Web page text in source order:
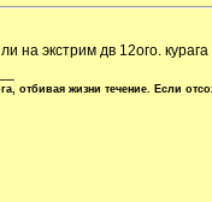
на экстрим дв 12ого.
отбивая жизни течение. Если